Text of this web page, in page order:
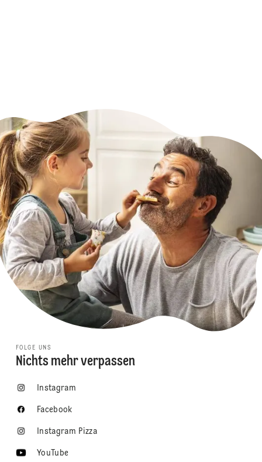
FOLGE UNS
Nichts mehr verpassen
Instagram
Facebook
Instagram Pizza
YouTube